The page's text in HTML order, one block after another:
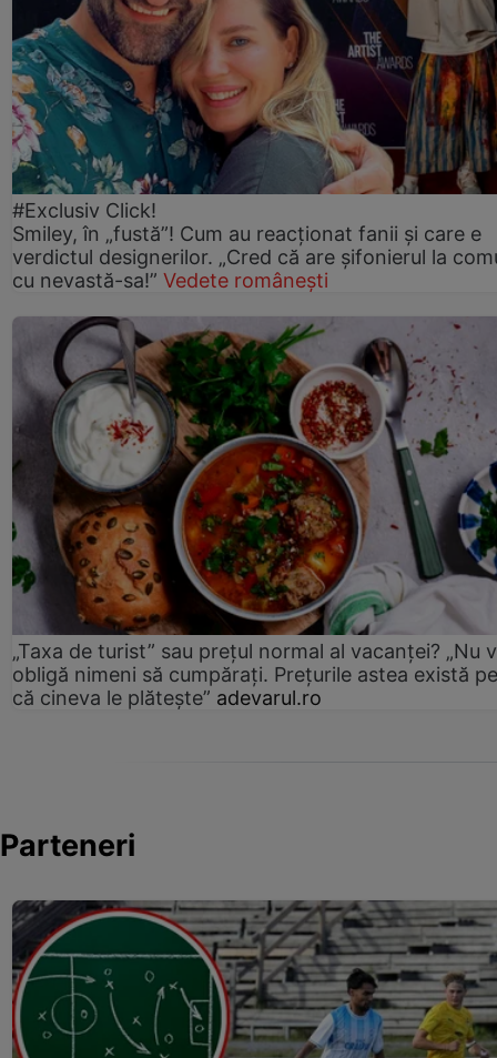
#Exclusiv Click!
Smiley, în „fustă”! Cum au reacționat fanii și care e
verdictul designerilor. „Cred că are șifonierul la
cu nevastă-sa!” Vedete românești
„Taxa de turist” sau prețul normal al vacanței? „Nu
obligă nimeni să cumpărați. Prețurile astea există
că cineva le plătește” adevarul.ro
Parteneri